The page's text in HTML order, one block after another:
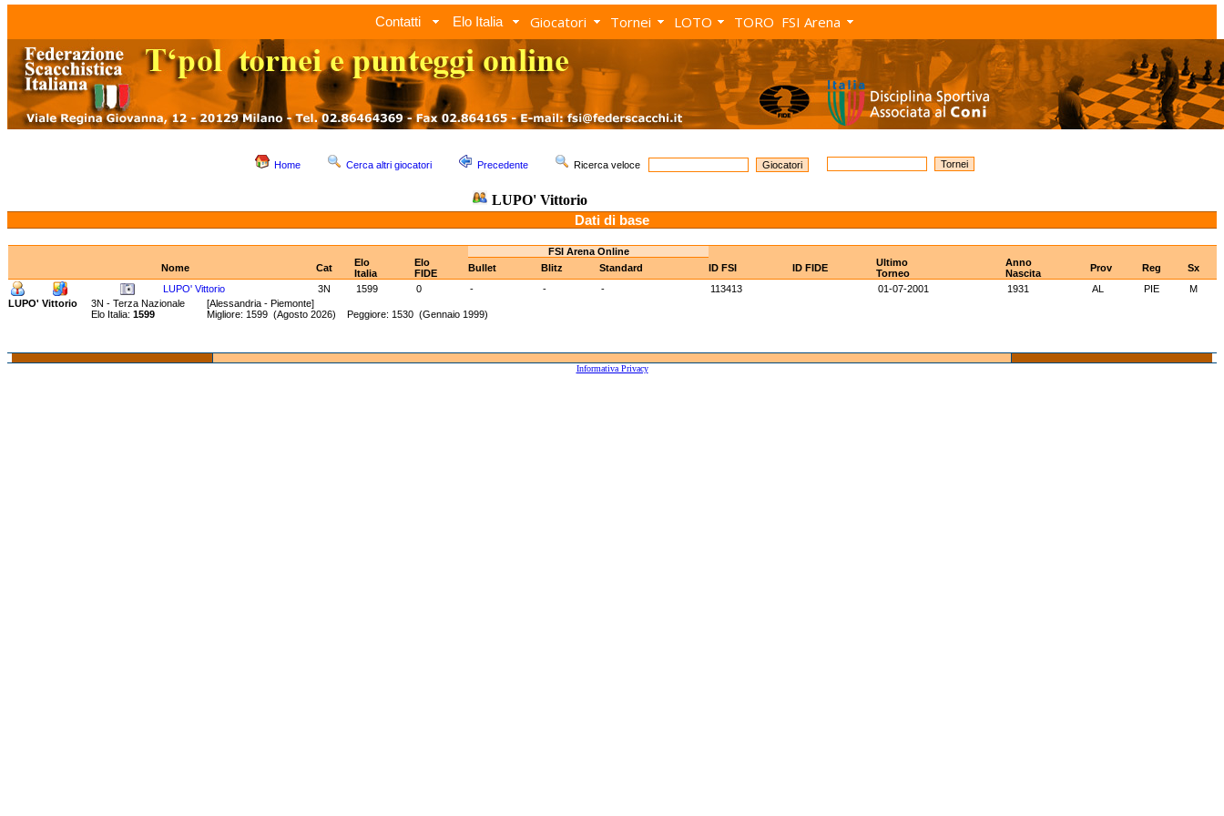
Contatti Elo Italia Giocatori Tornei LOTO TORO FSI Arena
Home Cerca altri giocatori Precedente Ricerca veloce
LUPO' Vittorio
Dati di base
FSI Arena Online
Nome
Cat
Elo
Italia
Elo
FIDE
Bullet Blitz Standard ID FSI ID FIDE
Ultimo
Torneo
Anno
Nascita
Prov Reg
Sx
LUPO' Vittorio
3N 1599 0 - - - 113413 01-07-2001 1931 AL PIE
M
LUPO' Vittorio
3N - Terza Nazionale [Alessandria - Piemonte]
Elo Italia: 1599 Migliore: 1599 (Agosto 2026) Peggiore: 1530 (Gennaio 1999)
Informativa Privacy